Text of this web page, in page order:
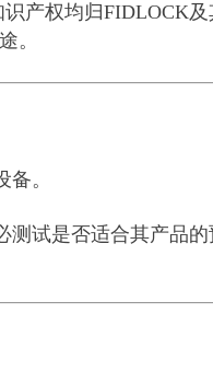
产权均归FIDLOCK
。
。
试是否适合其产品的